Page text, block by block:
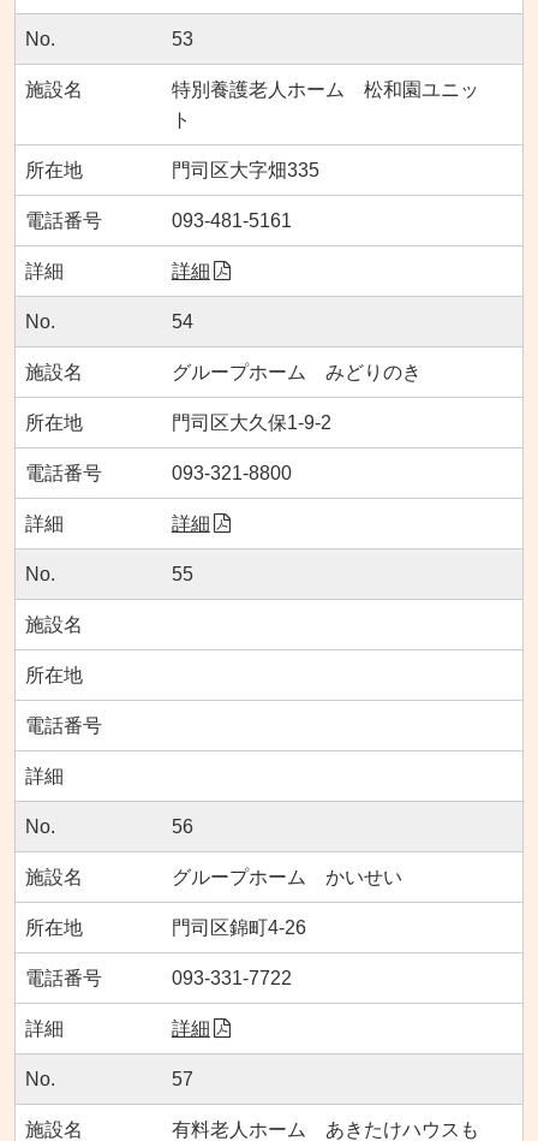
53
特別養護老人ホーム 松和園ユニッ
ト
門司区大字畑335
093-481-5161
詳細
54
グループホーム みどりのき
門司区大久保1-9-2
093-321-8800
詳細
55
56
グループホーム かいせい
門司区錦町4-26
093-331-7722
詳細
57
有料老人ホーム あきたけハウスも